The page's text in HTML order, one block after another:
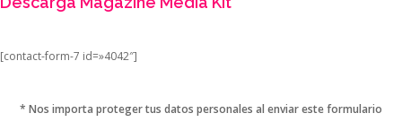
[contact-form-7 id=»4042″]
* Nos importa proteger tus datos personales al enviar este formulario